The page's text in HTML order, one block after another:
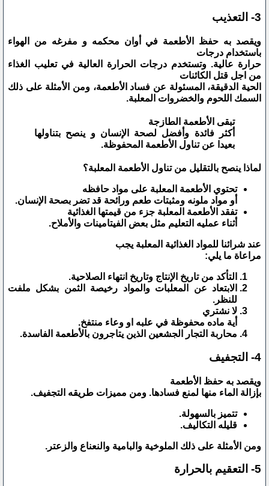
3- التعذيب
ويقصد به حفظ الأطعمة في أوان محكمه و مفرغه من الهواء
باستخدام درجات
حرارة عالية. وتستخدم درجات الحرارة العالية في تعليب الغذاء
من اجل قتل الكائنات
الحية الدقيقة، المسئولة عن فساد الأطعمة، ومن الأمثلة على ذلك
السمك اللحوم والخضروات المعلبة.
تبقى الأطعمة الطازجة
أكثر فائدة وأفضل لصحة الإنسان و ينصح بتناولها
بعيدا عن تناول الأطعمة المحفوظة.
لماذا ينصح بالتقليل من تناول الأطعمة المعلبة؟
تحتوي الأطعمة المعلبة على مواد حافظه
أو مواد ملونه ومثبتات طعم ورائحة قد تضر بصحة الإنسان.
تفقد الأطعمة المعلبة جزء من قيمتها الغذائية
أثناء عمليه التعليم مثل بعض الفيتامينات والأملاح.
عند شرائنا للمواد الغذائية المعلبة يجب
مراعاة ما يلي:
التأكد من تاريخ الإنتاج وتاريخ انتهاء الصلاحية.
الابتعاد عن المعلبات والمواد رخيصة الثمن بشكل ملفت
للنظر.
لا نشتري
أية ماده محفوظة في علبه او وعاء منتفخ.
محاربة التجار الجشعين الذين يتاجرون بالأطعمة الفاسدة.
4- التجفيف
ويقصد به حفظ الأطعمة
بإزالة الماء منها لمنع فسادها. ومن مميزات طريقه التجفيف.
تتميز بالسهولة.
قليله التكاليف.
ومن الأمثلة على ذلك الملوخية والبامية والنعناع والزعتر.
5- التعقيم بالحرارة